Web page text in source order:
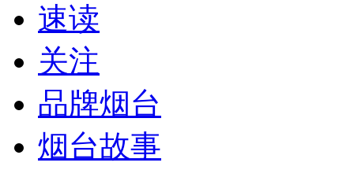
速读
关注
品牌烟台
烟台故事